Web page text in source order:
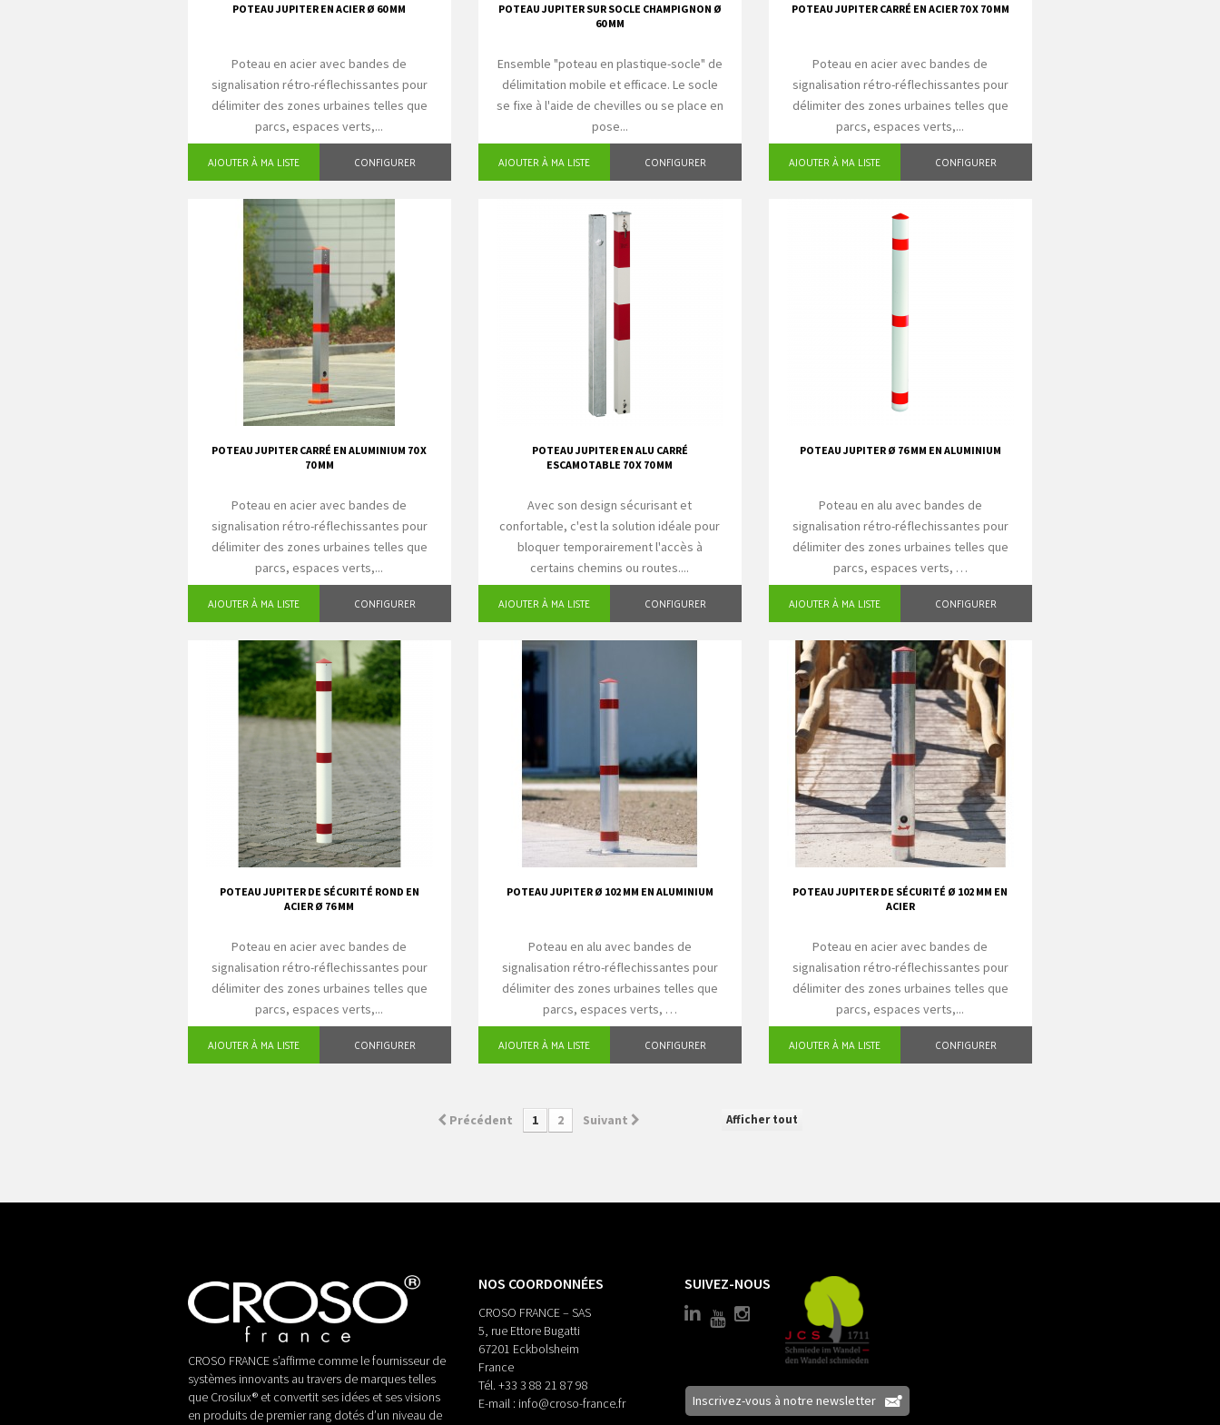
POTEAU JUPITER EN ACIER Ø 60 MM
Poteau en acier avec bandes de
signalisation rétro-réflechissantes pour
délimiter des zones urbaines telles que
parcs, espaces verts,...
AJOUTER À MA LISTE CONFIGURER
POTEAU JUPITER SUR SOCLE CHAMPIGNON Ø
60 MM
Ensemble "poteau en plastique-socle" de
délimitation mobile et efficace. Le socle
se fixe à l'aide de chevilles ou se place en
pose...
AJOUTER À MA LISTE CONFIGURER
POTEAU JUPITER CARRÉ EN ACIER 70 X 70 MM
Poteau en acier avec bandes de
signalisation rétro-réflechissantes pour
délimiter des zones urbaines telles que
parcs, espaces verts,...
AJOUTER À MA LISTE CONFIGURER
POTEAU JUPITER CARRÉ EN ALUMINIUM 70 X
70 MM
Poteau en acier avec bandes de
signalisation rétro-réflechissantes pour
délimiter des zones urbaines telles que
parcs, espaces verts,...
AJOUTER À MA LISTE CONFIGURER
POTEAU JUPITER EN ALU CARRÉ
ESCAMOTABLE 70 X 70 MM
Avec son design sécurisant et
confortable, c'est la solution idéale pour
bloquer temporairement l'accès à
certains chemins ou routes....
AJOUTER À MA LISTE CONFIGURER
POTEAU JUPITER Ø 76 MM EN ALUMINIUM
Poteau en alu avec bandes de
signalisation rétro-réflechissantes pour
délimiter des zones urbaines telles que
parcs, espaces verts, …
AJOUTER À MA LISTE CONFIGURER
POTEAU JUPITER DE SÉCURITÉ ROND EN
ACIER Ø 76 MM
Poteau en acier avec bandes de
signalisation rétro-réflechissantes pour
délimiter des zones urbaines telles que
parcs, espaces verts,...
AJOUTER À MA LISTE CONFIGURER
POTEAU JUPITER Ø 102 MM EN ALUMINIUM
Poteau en alu avec bandes de
signalisation rétro-réflechissantes pour
délimiter des zones urbaines telles que
parcs, espaces verts, …
AJOUTER À MA LISTE CONFIGURER
POTEAU JUPITER DE SÉCURITÉ Ø 102 MM EN
ACIER
Poteau en acier avec bandes de
signalisation rétro-réflechissantes pour
délimiter des zones urbaines telles que
parcs, espaces verts,...
AJOUTER À MA LISTE CONFIGURER
Afficher tout
Précédent 1 2 Suivant
CROSO FRANCE s’affirme comme le fournisseur de
systèmes innovants au travers de marques telles
que Crosilux® et convertit ses idées et ses visions
en produits de premier rang dotés d’un niveau de
NOS COORDONNÉES
CROSO FRANCE – SAS
5, rue Ettore Bugatti
67201 Eckbolsheim
France
Tél. +33 3 88 21 87 98
E-mail : info@croso-france.fr
SUIVEZ-NOUS
Inscrivez-vous à notre newsletter